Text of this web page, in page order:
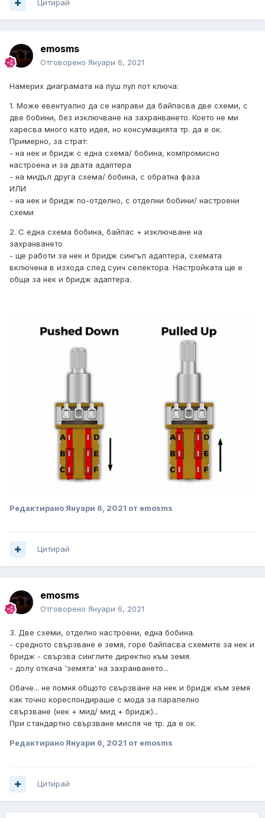
Цитирай
emosms
Отговорено Януари 6, 2021
Намерих диаграмата на пуш пул пот ключа:
1. Може евентуално да се направи да байпасва две схеми, с
две бобини, без изключване на захранването. Което не ми
харесва много като идея, но консумацията тр. да е ок.
Примерно, за страт:
- на нек и бридж с една схема/ бобина, компромисно
настроена и за двата адаптера
- на мидъл друга схема/ бобина, с обратна фаза
ИЛИ
- на нек и бридж по-отделно, с отделни бобини/ настроени
схеми
2. С една схема бобина, байпас + изключване на
захранването
- ще работи за нек и бридж сингъл адаптера, схемата
включена в изхода след суич селектора. Настройката ще е
обща за нек и бридж адаптера.
Редактирано Януари 6, 2021 от emosms
Цитирай
emosms
Отговорено Януари 6, 2021
3. Две схеми, отделно настроени, една бобина.
- средното свързване е земя, горе байпасва схемите за нек и
бридж - свързва синглите директно към земя.
- долу откача 'земята' на захранването...
Обаче... не помня общото свързване на нек и бридж към земя
как точно кореспондираше с мода за паралелно
свързване (нек + мид/ мид + бридж)...
При стандартно свързване мисля че тр. да е ок.
Редактирано Януари 6, 2021 от emosms
Цитирай